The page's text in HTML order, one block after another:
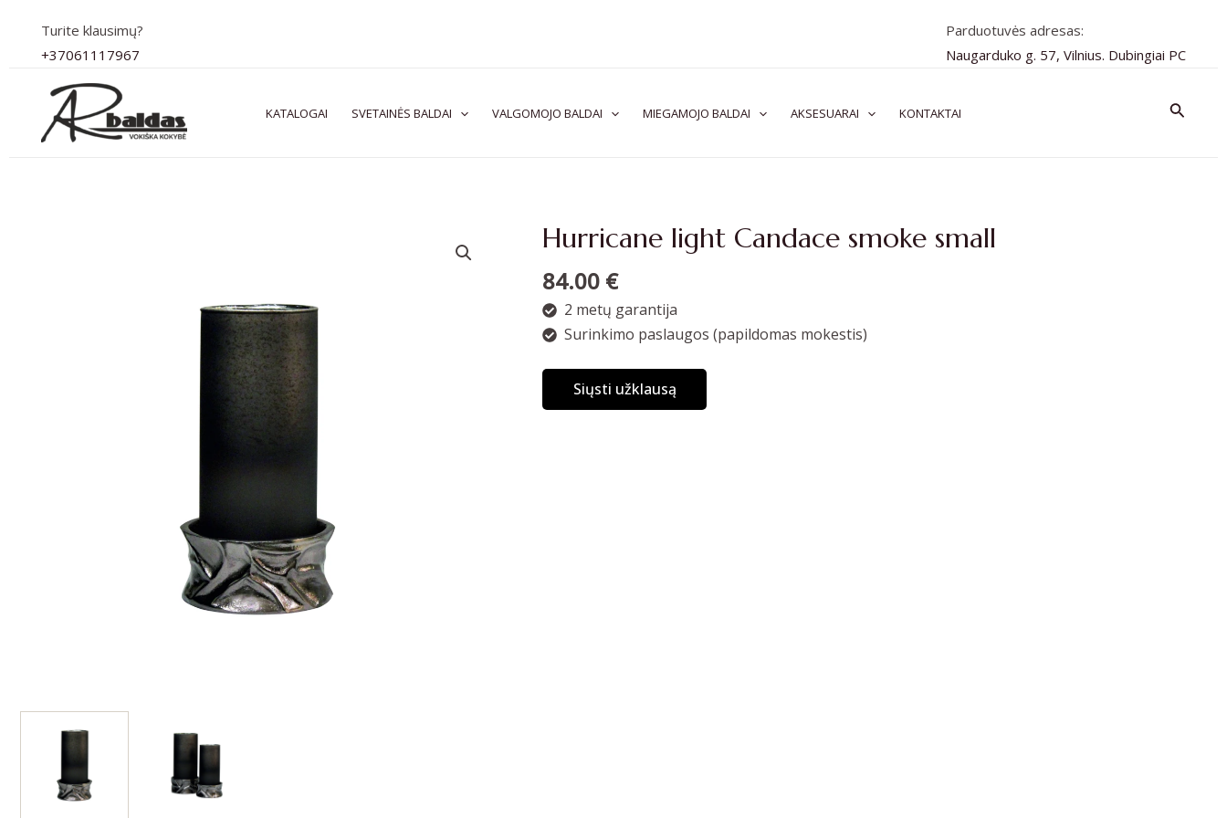
turinio
Turite klausimų?
+37061117967
Parduotuvės adresas:
Naugarduko g. 57, Vilnius. Dubingiai PC
KATALOGAI SVETAINĖS BALDAI VALGOMOJO BALDAI MIEGAMOJO BALDAI AKSESUARAI KONTAKTAI Paieška
Hurricane light Candace smoke small
84.00 €
2 metų garantija
Surinkimo paslaugos (papildomas mokestis)
Siųsti užklausą